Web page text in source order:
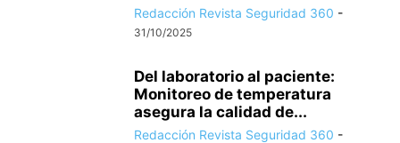
Redacción Revista Seguridad 360 -
31/10/2025
Del laboratorio al paciente:
Monitoreo de temperatura
asegura la calidad de...
Redacción Revista Seguridad 360 -